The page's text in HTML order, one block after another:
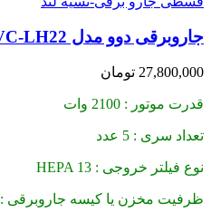
جاروبرقی دوو مدل DVC-LH22
27,800,000 تومان
قدرت موتور : 2100 وات
تعداد سری : 5 عدد
نوع فیلتر خروجی : HEPA 13
ظرفیت مخزن یا کیسه جاروبرقی : 4.5 لیتر